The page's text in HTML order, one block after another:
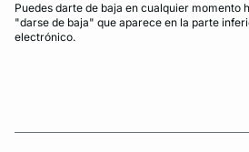
Puedes darte de baja en cualquier momento
"darse de baja" que aparece en la parte
electrónico.